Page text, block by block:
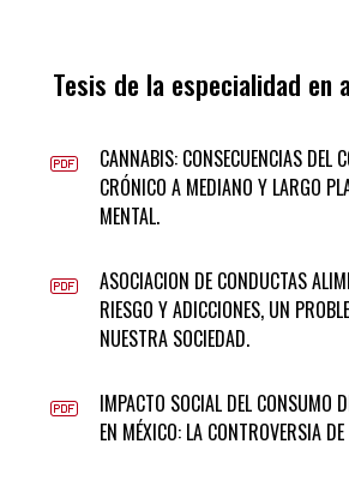
Tesis de la especialidad en
CANNABIS: CONSECUENCIAS DEL
CRÓNICO A MEDIANO Y LARGO
MENTAL.
ASOCIACION DE CONDUCTAS
RIESGO Y ADICCIONES, UN
NUESTRA SOCIEDAD.
IMPACTO SOCIAL DEL CONSUMO
EN MÉXICO: LA CONTROVERSIA